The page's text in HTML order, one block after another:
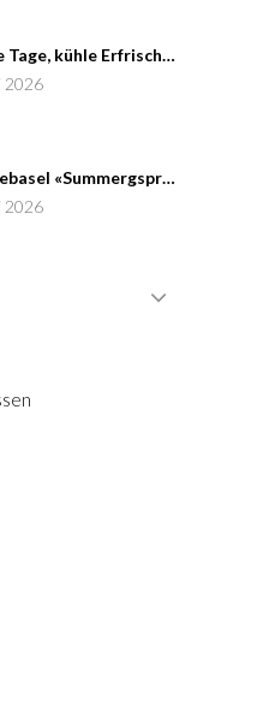
Heisse Tage, kühle Erfrischung
2026
Im Telebasel «Summergspröch» zu Gast
2026